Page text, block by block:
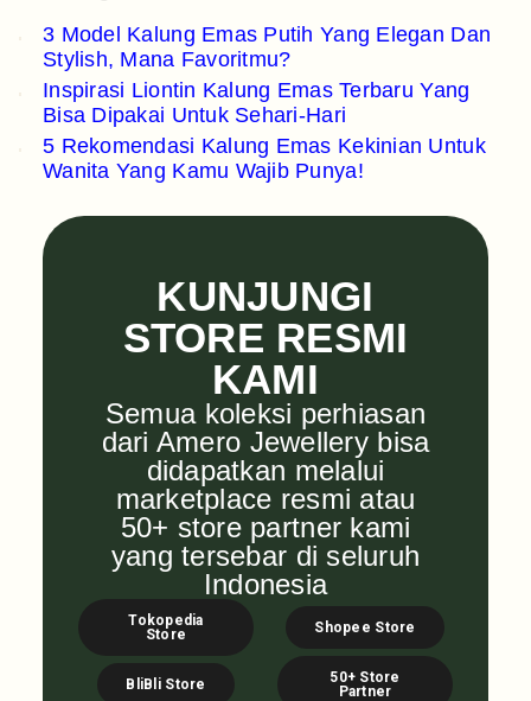
3 Model Kalung Emas Putih Yang Elegan Dan
Stylish, Mana Favoritmu?
Inspirasi Liontin Kalung Emas Terbaru Yang
Bisa Dipakai Untuk Sehari-Hari
5 Rekomendasi Kalung Emas Kekinian Untuk
Wanita Yang Kamu Wajib Punya!
KUNJUNGI
STORE RESMI
KAMI
Semua koleksi perhiasan
dari Amero Jewellery bisa
didapatkan melalui
marketplace resmi atau
50+ store partner kami
yang tersebar di seluruh
Indonesia
BliBli Store
50+ Store
Partner
Tokopedia
Store
Shopee Store